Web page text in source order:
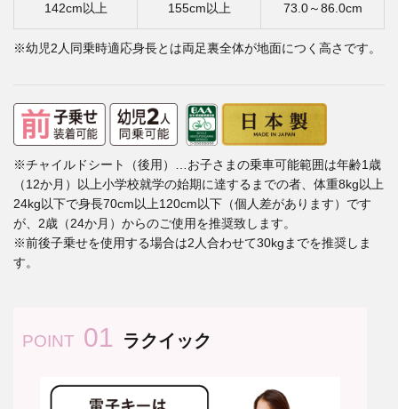
142cm以上 155cm以上 73.0～86.0cm
※幼児2人同乗時適応身長とは両足裏全体が地面につく高さです。
※チャイルドシート（後用）…お子さまの乗車可能範囲は年齢1歳
（12か月）以上小学校就学の始期に達するまでの者、体重8kg以上
24kg以下で身長70cm以上120cm以下（個人差があります）です
が、2歳（24か月）からのご使用を推奨致します。
※前後子乗せを使用する場合は2人合わせて30kgまでを推奨しま
す。
POINT 01 ラクイック